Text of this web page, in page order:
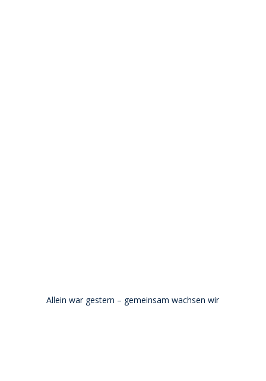
Allein war gestern – gemeinsam wachsen wir